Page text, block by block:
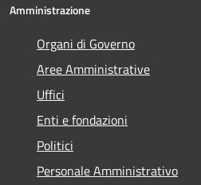
Amministrazione
Organi di Governo
Aree Amministrative
Uffici
Enti e fondazioni
Politici
Personale Amministrativo